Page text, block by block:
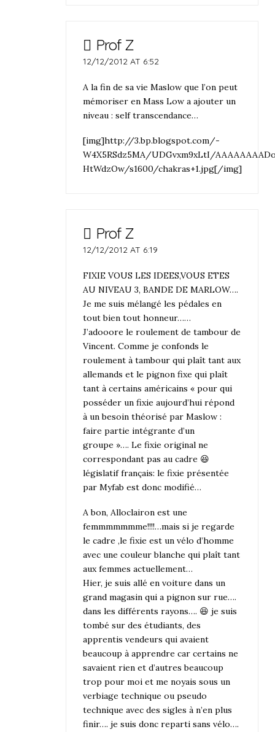
Prof Z
12/12/2012 AT 6:52
A la fin de sa vie Maslow que l’on peut
mémoriser en Mass Low a ajouter un
niveau : self transcendance…
[img]http://3.bp.blogspot.com/-
W4X5RSdz5MA/UDGvxm9xLtI/
HtWdzOw/s1600/chakras+1.jpg[/img]
Prof Z
12/12/2012 AT 6:19
FIXIE VOUS LES IDEES,VOUS ETES
AU NIVEAU 3, BANDE DE MARLOW….
Je me suis mélangé les pédales en
tout bien tout honneur……
J’adooore le roulement de tambour de
Vincent. Comme je confonds le
roulement à tambour qui plaît tant aux
allemands et le pignon fixe qui plaît
tant à certains américains « pour qui
posséder un fixie aujourd’hui répond
à un besoin théorisé par Maslow :
faire partie intégrante d’un
groupe »…. Le fixie original ne
correspondant pas au cadre 😆
législatif français: le fixie présentée
par Myfab est donc modifié…
A bon, Alloclairon est une
femmmmmmme!!!!…mais si je regarde
le cadre ,le fixie est un vélo d’homme
avec une couleur blanche qui plaît tant
aux femmes actuellement…
Hier, je suis allé en voiture dans un
grand magasin qui a pignon sur rue….
dans les différents rayons…. 😆 je suis
tombé sur des étudiants, des
apprentis vendeurs qui avaient
beaucoup à apprendre car certains ne
savaient rien et d’autres beaucoup
trop pour moi et me noyais sous un
verbiage technique ou pseudo
technique avec des sigles à n’en plus
finir…. je suis donc reparti sans vélo….